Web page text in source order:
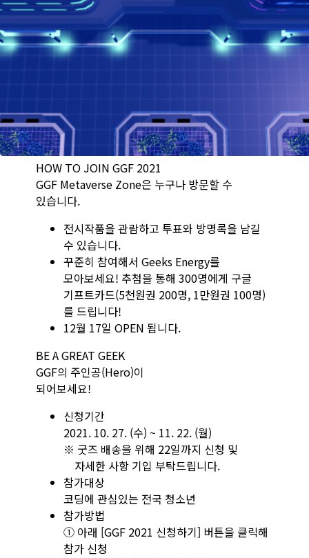
HOW TO JOIN GGF 2021
GGF Metaverse Zone은 누구나 방문할 수
있습니다.
전시작품을 관람하고 투표와 방명록을 남길
수 있습니다.
꾸준히 참여해서 Geeks Energy를
모아보세요! 추첨을 통해 300명에게 구글
기프트카드(5천원권 200명, 1만원권 100명)
를 드립니다!
12월 17일 OPEN 됩니다.
BE A GREAT GEEK
GGF의 주인공(Hero)이
되어보세요!
신청기간
2021. 10. 27. (수) ~ 11. 22. (월)
※ 굿즈 배송을 위해 22일까지 신청 및
자세한 사항 기입 부탁드립니다.
참가대상
코딩에 관심있는 전국 청소년
참가방법
① 아래 [GGF 2021 신청하기] 버튼을 클릭해
참가 신청